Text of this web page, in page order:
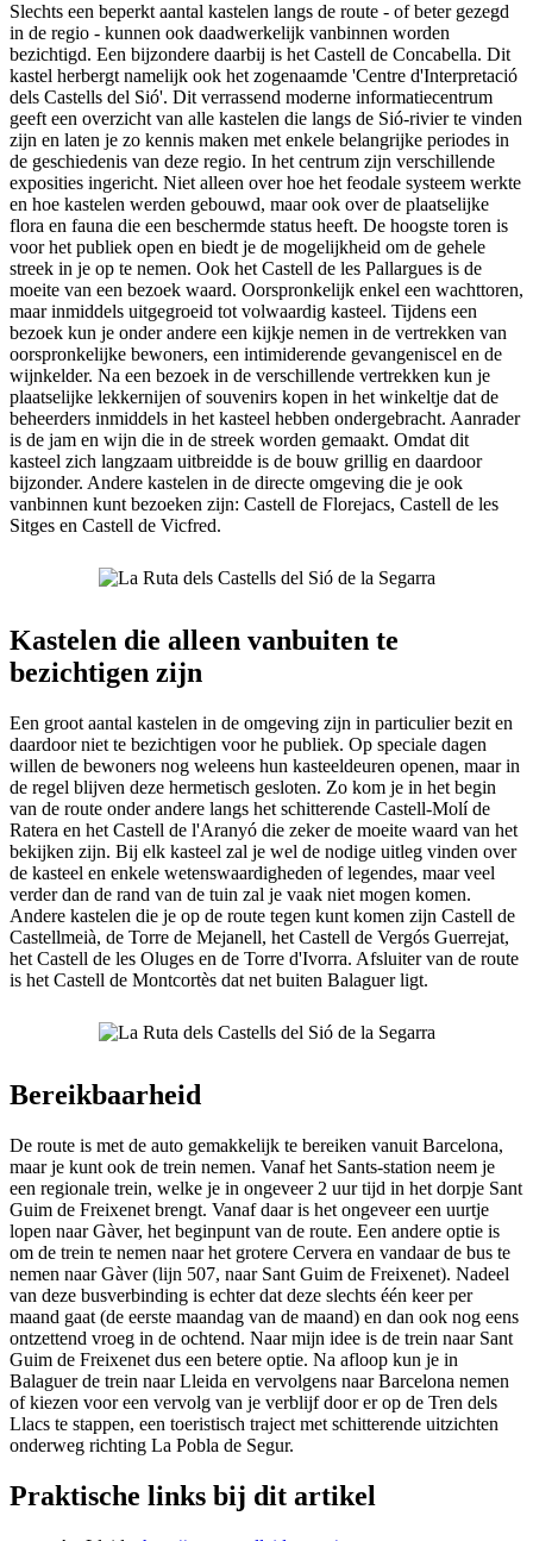
Slechts een beperkt aantal kastelen langs de route - of beter gezegd
in de regio - kunnen ook daadwerkelijk vanbinnen worden
bezichtigd. Een bijzondere daarbij is het Castell de Concabella. Dit
kastel herbergt namelijk ook het zogenaamde 'Centre d'Interpretació
dels Castells del Sió'. Dit verrassend moderne informatiecentrum
geeft een overzicht van alle kastelen die langs de Sió-rivier te vinden
zijn en laten je zo kennis maken met enkele belangrijke periodes in
de geschiedenis van deze regio. In het centrum zijn verschillende
exposities ingericht. Niet alleen over hoe het feodale systeem werkte
en hoe kastelen werden gebouwd, maar ook over de plaatselijke
flora en fauna die een beschermde status heeft. De hoogste toren is
voor het publiek open en biedt je de mogelijkheid om de gehele
streek in je op te nemen. Ook het Castell de les Pallargues is de
moeite van een bezoek waard. Oorspronkelijk enkel een wachttoren,
maar inmiddels uitgegroeid tot volwaardig kasteel. Tijdens een
bezoek kun je onder andere een kijkje nemen in de vertrekken van
oorspronkelijke bewoners, een intimiderende gevangeniscel en de
wijnkelder. Na een bezoek in de verschillende vertrekken kun je
plaatselijke lekkernijen of souvenirs kopen in het winkeltje dat de
beheerders inmiddels in het kasteel hebben ondergebracht. Aanrader
is de jam en wijn die in de streek worden gemaakt. Omdat dit
kasteel zich langzaam uitbreidde is de bouw grillig en daardoor
bijzonder. Andere kastelen in de directe omgeving die je ook
vanbinnen kunt bezoeken zijn: Castell de Florejacs, Castell de les
Sitges en Castell de Vicfred.
Kastelen die alleen vanbuiten te
bezichtigen zijn
Een groot aantal kastelen in de omgeving zijn in particulier bezit en
daardoor niet te bezichtigen voor he publiek. Op speciale dagen
willen de bewoners nog weleens hun kasteeldeuren openen, maar in
de regel blijven deze hermetisch gesloten. Zo kom je in het begin
van de route onder andere langs het schitterende Castell-Molí de
Ratera en het Castell de l'Aranyó die zeker de moeite waard van het
bekijken zijn. Bij elk kasteel zal je wel de nodige uitleg vinden over
de kasteel en enkele wetenswaardigheden of legendes, maar veel
verder dan de rand van de tuin zal je vaak niet mogen komen.
Andere kastelen die je op de route tegen kunt komen zijn Castell de
Castellmeià, de Torre de Mejanell, het Castell de Vergós Guerrejat,
het Castell de les Oluges en de Torre d'Ivorra. Afsluiter van de route
is het Castell de Montcortès dat net buiten Balaguer ligt.
Bereikbaarheid
De route is met de auto gemakkelijk te bereiken vanuit Barcelona,
maar je kunt ook de trein nemen. Vanaf het Sants-station neem je
een regionale trein, welke je in ongeveer 2 uur tijd in het dorpje Sant
Guim de Freixenet brengt. Vanaf daar is het ongeveer een uurtje
lopen naar Gàver, het beginpunt van de route. Een andere optie is
om de trein te nemen naar het grotere Cervera en vandaar de bus te
nemen naar Gàver (lijn 507, naar Sant Guim de Freixenet). Nadeel
van deze busverbinding is echter dat deze slechts één keer per
maand gaat (de eerste maandag van de maand) en dan ook nog eens
ontzettend vroeg in de ochtend. Naar mijn idee is de trein naar Sant
Guim de Freixenet dus een betere optie. Na afloop kun je in
Balaguer de trein naar Lleida en vervolgens naar Barcelona nemen
of kiezen voor een vervolg van je verblijf door er op de Tren dels
Llacs te stappen, een toeristisch traject met schitterende uitzichten
onderweg richting La Pobla de Segur.
Praktische links bij dit artikel